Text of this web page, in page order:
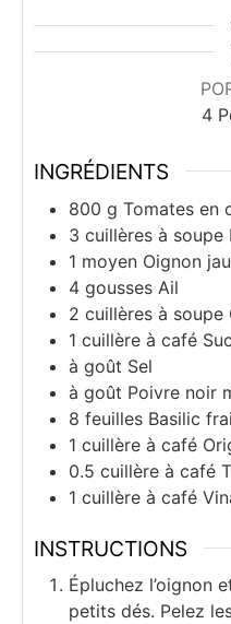
4
INGRÉDIENTS
800 g Tomates en
3 cuillères à soupe
1 moyen Oignon
4 gousses Ail
2 cuillères à soupe
1 cuillère à café
à goût Sel
à goût Poivre noir
8 feuilles Basilic
1 cuillère à café
0.5 cuillère à café
1 cuillère à café
INSTRUCTIONS
Épluchez l’oignon
petits dés. Pelez